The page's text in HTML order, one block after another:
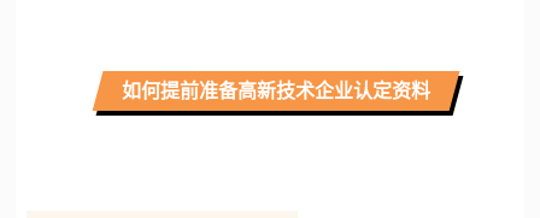
如何提前准备高新技术企业认定资料